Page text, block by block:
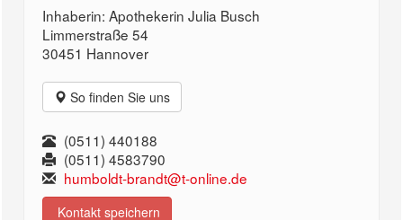
Inhaberin: Apothekerin Julia Busch
Limmerstraße 54
30451 Hannover
So finden Sie uns
(0511) 440188
(0511) 4583790
humboldt-brandt@t-online.de
Kontakt speichern